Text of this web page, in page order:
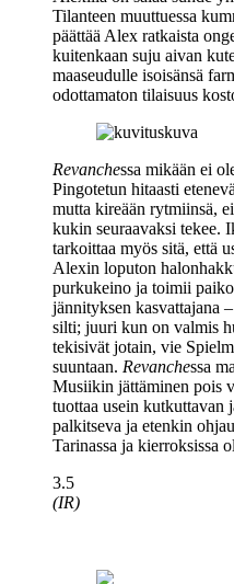
Tilanteen muuttuessa
päättää Alex ratkaista
kuitenkaan suju aivan
maaseudulle isoisänsä
odottamaton tilaisuus
Revanchessa mikään ei
Pingotetun hitaasti
mutta kireään rytmiinsä,
kukin seuraavaksi tekee.
tarkoittaa myös sitä, että
Alexin loputon
purkukeino ja toimii
jännityksen kasvattajana
silti; juuri kun on valmis
tekisivät jotain, vie
suuntaan. Revanchessa
Musiikin jättäminen pois
tuottaa usein kutkuttavan
palkitseva ja etenkin
Tarinassa ja kierroksissa
3.5
(IR)